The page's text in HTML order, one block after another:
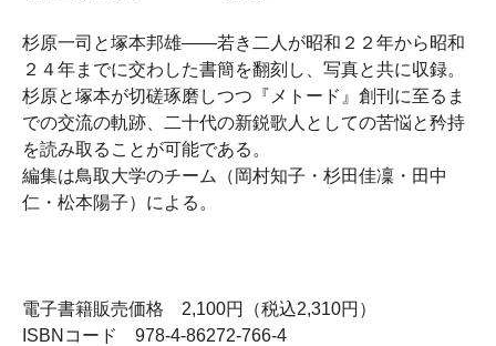
杉原一司と塚本邦雄――若き二人が昭和２２年から昭和
２４年までに交わした書簡を翻刻し、写真と共に収録。
杉原と塚本が切磋琢磨しつつ『メトード』創刊に至るま
での交流の軌跡、二十代の新鋭歌人としての苦悩と矜持
を読み取ることが可能である。
編集は鳥取大学のチーム（岡村知子・杉田佳凜・田中
仁・松本陽子）による。
電子書籍販売価格 2,100円（税込2,310円）
ISBNコード 978-4-86272-766-4